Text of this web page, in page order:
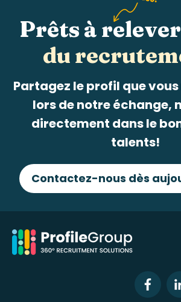
Prêts à relever
du
Partagez le profil que
lors de notre échange,
directement dans le
talents!
Contactez-nous dès